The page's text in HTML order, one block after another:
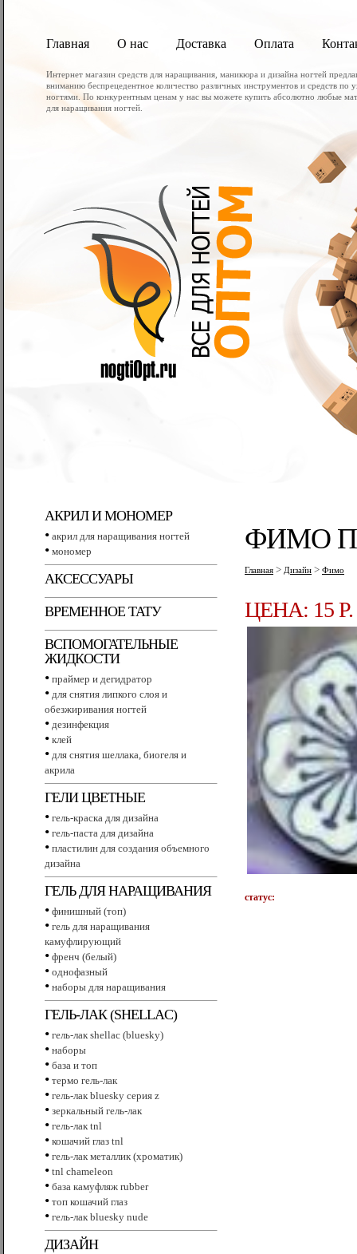
Главная О нас Доставка Оплата
Интернет магазин средств для наращивания, маникюра и дизайна ногтей
вниманию беспрецедентное количество различных инструментов и средств по
ногтями. По конкурентным ценам у нас вы можете купить абсолютно любые
для наращивания ногтей.
АКРИЛ И МОНОМЕР
• акрил для наращивания ногтей
• мономер
АКСЕССУАРЫ
ВРЕМЕННОЕ ТАТУ
ВСПОМОГАТЕЛЬНЫЕ
ЖИДКОСТИ
• праймер и дегидратор
• для снятия липкого слоя и
обезжиривания ногтей
• дезинфекция
• клей
• для снятия шеллака, биогеля и
акрила
ГЕЛИ ЦВЕТНЫЕ
• гель-краска для дизайна
• гель-паста для дизайна
• пластилин для создания объемного
дизайна
ГЕЛЬ ДЛЯ НАРАЩИВАНИЯ
• финишный (топ)
• гель для наращивания
камуфлирующий
• френч (белый)
• однофазный
• наборы для наращивания
ГЕЛЬ-ЛАК (SHELLAC)
• гель-лак shellac (bluesky)
• наборы
• база и топ
• термо гель-лак
• гель-лак bluesky серия z
• зеркальный гель-лак
• гель-лак tnl
• кошачий глаз tnl
• гель-лак металлик (хроматик)
• tnl сhameleon
• база камуфляж rubber
• топ кошачий глаз
• гель-лак bluesky nude
ДИЗАЙН
ФИМО
Главная > Дизайн > Фимо
ЦЕНА: 15 P.
статус: